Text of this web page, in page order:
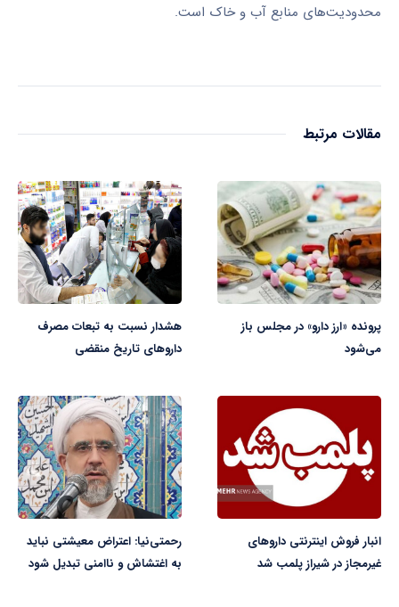
محدودیت‌های منابع آب و خاک است.
مقالات مرتبط
پرونده «ارز دارو» در مجلس باز
می‌شود
هشدار نسبت به تبعات مصرف
داروهای تاریخ منقضی
انبار فروش اینترنتی داروهای
غیرمجاز در شیراز پلمب شد
رحمتی‌نیا: اعتراض معیشتی نباید
به اغتشاش و ناامنی تبدیل شود